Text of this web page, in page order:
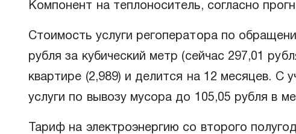
Компонент на теплоноситель, согласно
Стоимость услуги регоператора по
рубля за кубический метр (сейчас 297,01
квартире (2,989) и делится на 12 месяцев.
услуги по вывозу мусора до 105,05 рубля в
Тариф на электроэнергию со второго